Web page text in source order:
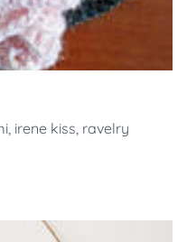
, irene kiss, ravelry